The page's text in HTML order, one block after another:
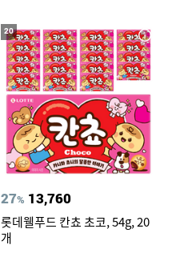
20
27% 13,760
롯데웰푸드 칸쵸 초코, 54g, 20
개